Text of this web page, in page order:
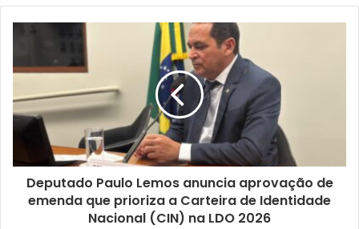
Deputado Paulo Lemos anuncia aprovação de
emenda que prioriza a Carteira de Identidade
Nacional (CIN) na LDO 2026